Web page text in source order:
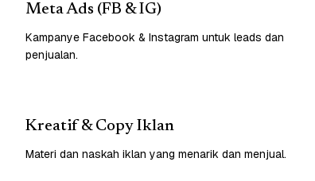
Meta Ads (FB & IG)
Kampanye Facebook & Instagram untuk leads dan
penjualan.
Kreatif & Copy Iklan
Materi dan naskah iklan yang menarik dan menjual.